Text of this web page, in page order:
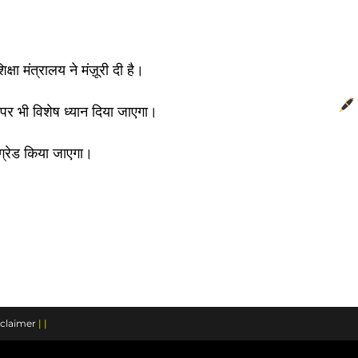
मंत्रालय ने मंज़ूरी दी है।
विशेष ध्यान दिया जाएगा।
किया जाएगा।
| |